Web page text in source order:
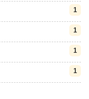
1
1
1
1